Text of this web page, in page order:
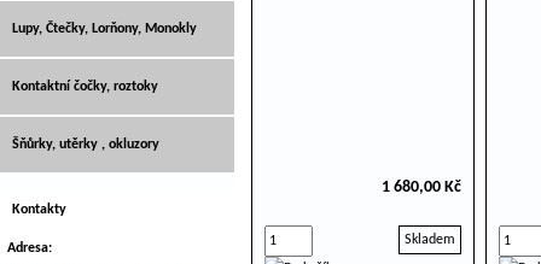
1 680,00 Kč
Skladem
Lupy, Čtečky, Lorňony, Monokly
Kontaktní čočky, roztoky
Šňůrky, utěrky , okluzory
Kontakty
Adresa: